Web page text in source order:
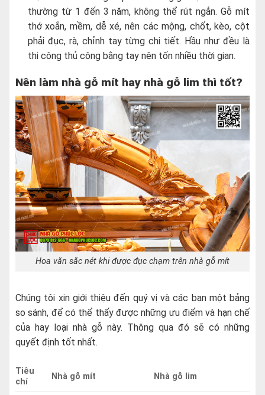
thường từ 1 đến 3 năm, không thể rút ngắn. Gỗ mít
thớ xoắn, mềm, dễ xé, nên các mộng, chốt, kèo, cột
phải đục, rà, chỉnh tay từng chi tiết. Hầu như đều là
thi công thủ công bằng tay nên tốn nhiều thời gian.
Nên làm nhà gỗ mít hay nhà gỗ lim thì tốt?
Hoa văn sắc nét khi được đục chạm trên nhà gỗ mít
Chúng tôi xin giới thiệu đến quý vị và các bạn một bảng
so sánh, để có thể thấy được những ưu điểm và hạn chế
của hay loại nhà gỗ này. Thông qua đó sẽ có những
quyết định tốt nhất.
Tiêu
chí
Nhà gỗ mít Nhà gỗ lim